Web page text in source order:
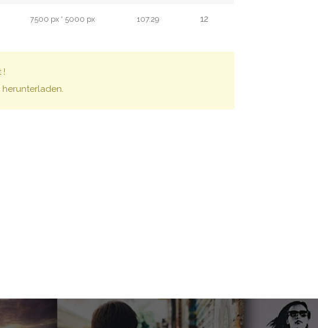
7500 px * 5000 px 107.29 12
!